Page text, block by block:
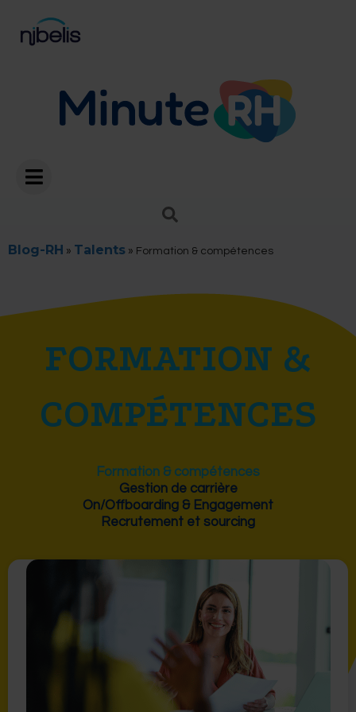
Blog-RH » Talents » Formation & compétences
FORMATION &
COMPÉTENCES
Formation & compétences
Gestion de carrière
On/Offboarding & Engagement
Recrutement et sourcing